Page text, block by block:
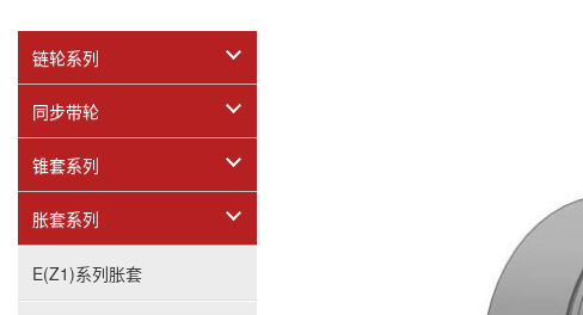
链轮系列
同步带轮
锥套系列
胀套系列
E(Z1)系列胀套